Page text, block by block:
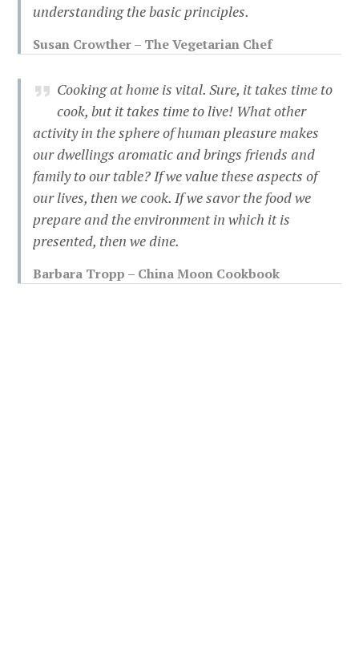
understanding the basic principles.
Susan Crowther – The Vegetarian Chef
Cooking at home is vital. Sure, it takes time to
cook, but it takes time to live! What other
activity in the sphere of human pleasure makes
our dwellings aromatic and brings friends and
family to our table? If we value these aspects of
our lives, then we cook. If we savor the food we
prepare and the environment in which it is
presented, then we dine.
Barbara Tropp – China Moon Cookbook